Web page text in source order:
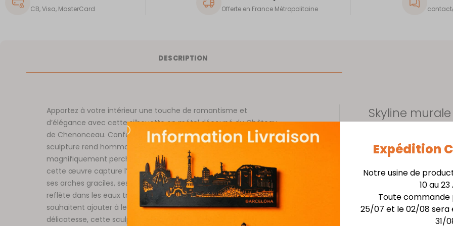
Expédition
Notre usine de
10 au
Toute commande
25/07 et le 02/08 sera
31/
CB, Visa, MasterCard Offerte en France Métropolitaine
DESCRIPTION
Apportez à votre intérieur une touche de romantisme et
d’élégance avec cette silhouette en métal découpé du Château
de Chenonceau. Confectionnée en métal de haute qualité, cette
sculpture rend hommage à ce joyau de la Renaissance,
magnifiquement perché au-dessus du Cher. Chaque détail de
cette œuvre capture l’architecture raffinée du château, avec
ses arches graciles, ses jardins majestueux et sa silhouette qui se
reflète dans les eaux tranquilles du fleuve. Idéale pour ceux qui
souhaitent ajouter à leur décor une note de prestige et de
délicatesse, cette sculpture allie héritage historique et esthétique
Skyline
Installation facile avec
Matière : Acier
Dimensions : Larg. 68